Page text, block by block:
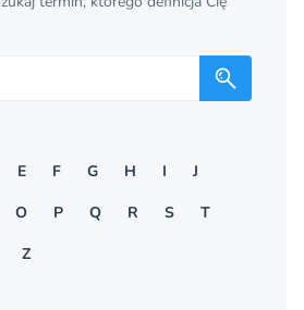
E F G H I
J
O P Q R S
T
Z